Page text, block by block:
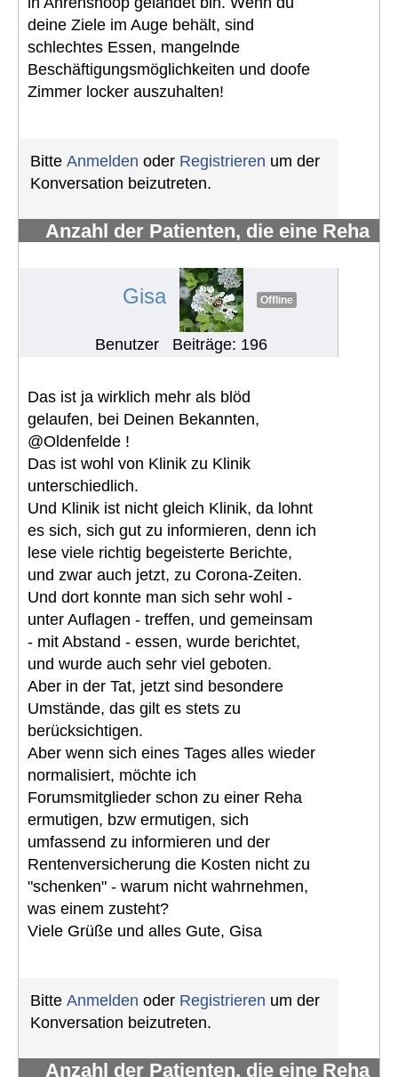
deine Ziele im Auge behält, sind
schlechtes Essen, mangelnde
Beschäftigungsmöglichkeiten und doofe
Zimmer locker auszuhalten!
Bitte Anmelden oder Registrieren um der
Konversation beizutreten.
Anzahl der Patienten, die eine Reha
Gisa Offline
Benutzer Beiträge: 196
Das ist ja wirklich mehr als blöd
gelaufen, bei Deinen Bekannten,
@Oldenfelde !
Das ist wohl von Klinik zu Klinik
unterschiedlich.
Und Klinik ist nicht gleich Klinik, da lohnt
es sich, sich gut zu informieren, denn ich
lese viele richtig begeisterte Berichte,
und zwar auch jetzt, zu Corona-Zeiten.
Und dort konnte man sich sehr wohl -
unter Auflagen - treffen, und gemeinsam
- mit Abstand - essen, wurde berichtet,
und wurde auch sehr viel geboten.
Aber in der Tat, jetzt sind besondere
Umstände, das gilt es stets zu
berücksichtigen.
Aber wenn sich eines Tages alles wieder
normalisiert, möchte ich
Forumsmitglieder schon zu einer Reha
ermutigen, bzw ermutigen, sich
umfassend zu informieren und der
Rentenversicherung die Kosten nicht zu
"schenken" - warum nicht wahrnehmen,
was einem zusteht?
Viele Grüße und alles Gute, Gisa
Bitte Anmelden oder Registrieren um der
Konversation beizutreten.
Anzahl der Patienten, die eine Reha